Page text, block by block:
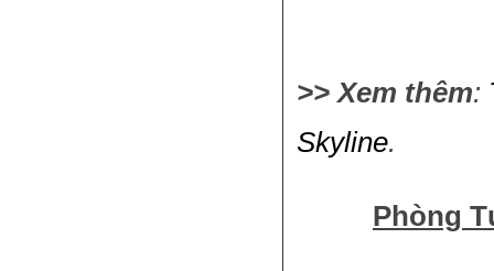
>> Xem thêm:
Skyline.
Phòng